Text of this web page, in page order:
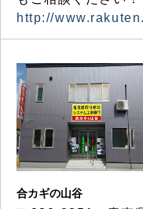
http://
合カギの山谷